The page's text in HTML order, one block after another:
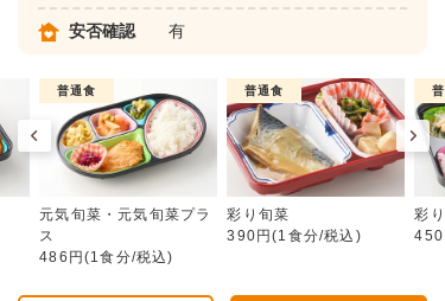
安否確認 有
普通食
元気旬菜・元気旬菜プラ
ス
486円(1食分/税込)
普通食
彩り旬菜
390円(1食分/税込)
彩